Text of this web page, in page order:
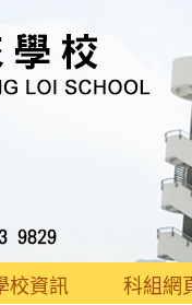
校資訊 科組網